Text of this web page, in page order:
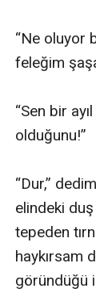
“Ne oluyor
feleğim
“Sen bir
olduğunu!”
“Dur,”
elindeki duş
tepeden
haykırsam
göründüğü